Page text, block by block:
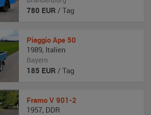
780 EUR / Tag
Piaggio Ape 50
1989, Italien
Bayern
185 EUR / Tag
Framo V 901-2
1957, DDR